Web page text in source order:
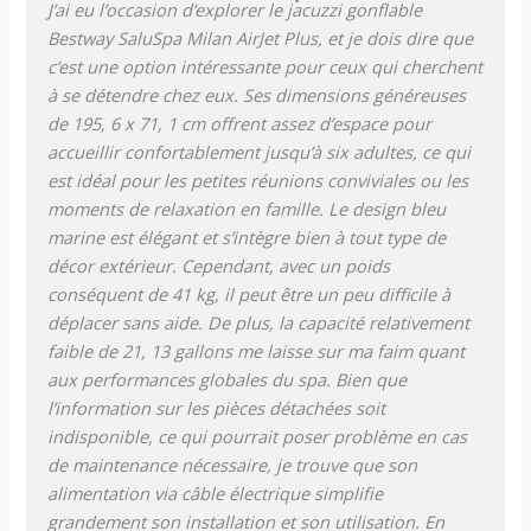
de filtration, une couverture
gonflable isolante avec
attaches de sécurité et un
diffuseur de produits de
traitement Chemconnect.
J’ai eu l’occasion d’explorer le jacuzzi gonflable
Bestway SaluSpa Milan AirJet Plus, et je dois dire que
c’est une option intéressante pour ceux qui cherchent
à se détendre chez eux. Ses dimensions généreuses
de 195, 6 x 71, 1 cm offrent assez d’espace pour
accueillir confortablement jusqu’à six adultes, ce qui
est idéal pour les petites réunions conviviales ou les
moments de relaxation en famille. Le design bleu
marine est élégant et s’intègre bien à tout type de
décor extérieur. Cependant, avec un poids
conséquent de 41 kg, il peut être un peu difficile à
déplacer sans aide. De plus, la capacité relativement
faible de 21, 13 gallons me laisse sur ma faim quant
aux performances globales du spa. Bien que
l’information sur les pièces détachées soit
indisponible, ce qui pourrait poser problème en cas
de maintenance nécessaire, je trouve que son
alimentation via câble électrique simplifie
grandement son installation et son utilisation. En